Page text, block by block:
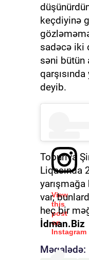
keçdiyinə
sadəcə iki
səni bütün
deyib.
View
this
post
on
Instagram
Topuriya
Liqasında
var,
heç bir
İdman.Biz
Məqalədə: